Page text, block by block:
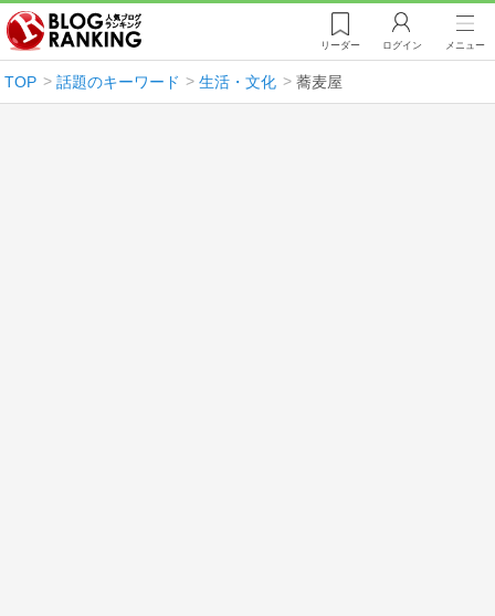
リーダー ログイン メニュー
TOP 話題のキーワード 生活・文化 蕎麦屋